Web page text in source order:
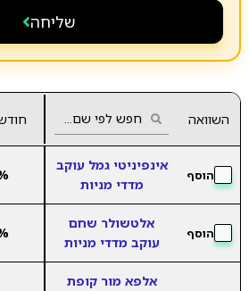
שליחה
השוואה
הוסף
אינפיניטי גמל עוקב
מדדי מניות
הוסף
אלטשולר שחם
עוקב מדדי מניות
אלפא מור קופת